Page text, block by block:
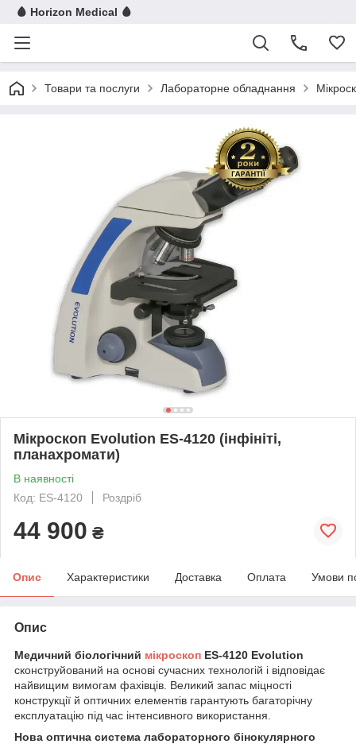
🩸 Horizon Medical 🩸
Товари та послуги Лабораторне обладнання
Мікроскоп Evolution ES-4120 (інфініті,
планахромати)
В наявності
Код: ES-4120
Роздріб
44 900 ₴
Опис Характеристики Доставка Оплата Умови
Опис
Медичний біологічний мікроскоп ES-4120 Evolution
сконструйований на основі сучасних технологій і відповідає
найвищим вимогам фахівців. Великий запас міцності
конструкції й оптичних елементів гарантують багаторічну
експлуатацію під час інтенсивного використання.
Нова оптична система лабораторного бінокулярного